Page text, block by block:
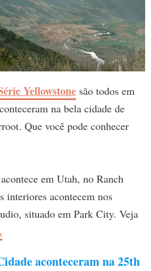
Yellowstone são todos em
na bela cidade de
Que você pode conhecer
em Utah, no Ranch
interiores acontecem nos
situado em Park City. Veja
aconteceram na 25th